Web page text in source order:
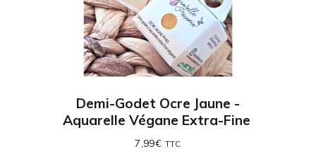
Demi-Godet Ocre Jaune -
Aquarelle Végane Extra-Fine
7,99€ TTC